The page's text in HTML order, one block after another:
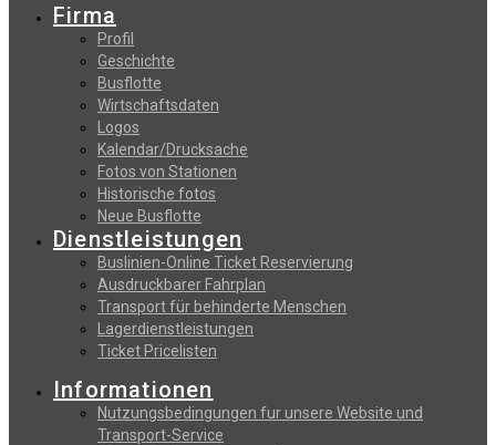
Firma
Profil
Geschichte
Busflotte
Wirtschaftsdaten
Logos
Kalendar/Drucksache
Fotos von Stationen
Historische fotos
Neue Busflotte
Dienstleistungen
Buslinien-Online Ticket Reservierung
Αusdruckbarer Fahrplan
Transport für behinderte Menschen
Lagerdienstleistungen
Ticket Pricelisten
Informationen
Nutzungsbedingungen fur unsere Website und
Transport-Service